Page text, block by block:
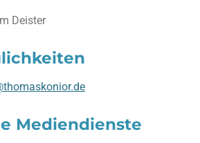
Deister
Mediendienste